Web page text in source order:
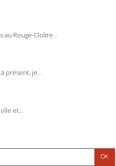
au Rouge-Cloître...
présent, je...
et...